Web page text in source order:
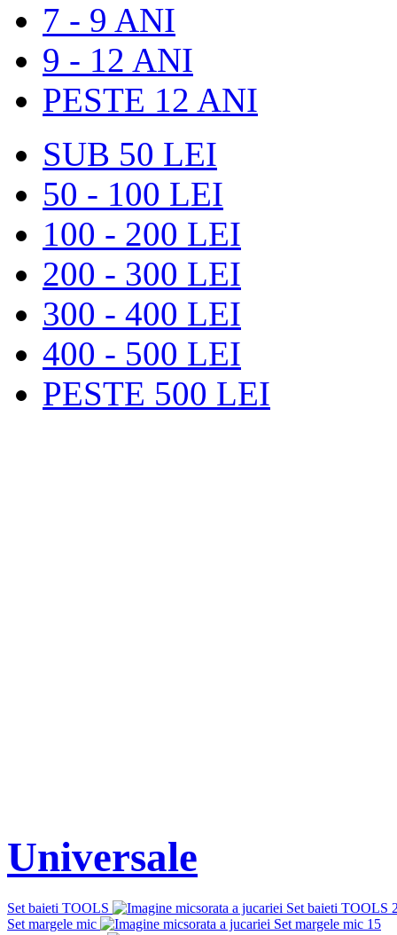
7 - 9 ANI
9 - 12 ANI
PESTE 12 ANI
SUB 50 LEI
50 - 100 LEI
100 - 200 LEI
200 - 300 LEI
300 - 400 LEI
400 - 500 LEI
PESTE 500 LEI
Universale
Set baieti TOOLS
Set margele mic
15